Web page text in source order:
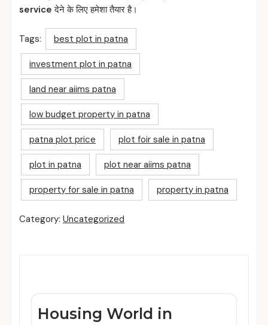
service देने के लिए हमेशा तैयार है।
Tags: best plot in patna
investment plot in patna
land near aiims patna
low budget property in patna
patna plot price plot foir sale in patna
plot in patna plot near aiims patna
property for sale in patna property in patna
Category: Uncategorized
Housing World in